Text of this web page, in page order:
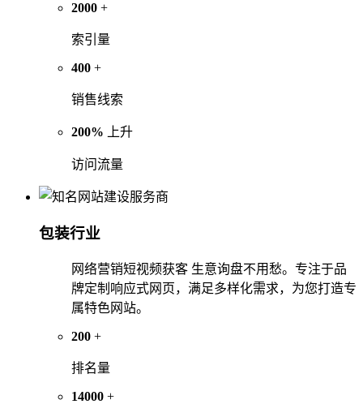
2000 +
索引量
400 +
销售线索
200% 上升
访问流量
包装行业
网络营销短视频获客 生意询盘不用愁。专注于品
牌定制响应式网页，满足多样化需求，为您打造专
属特色网站。
200 +
排名量
14000 +